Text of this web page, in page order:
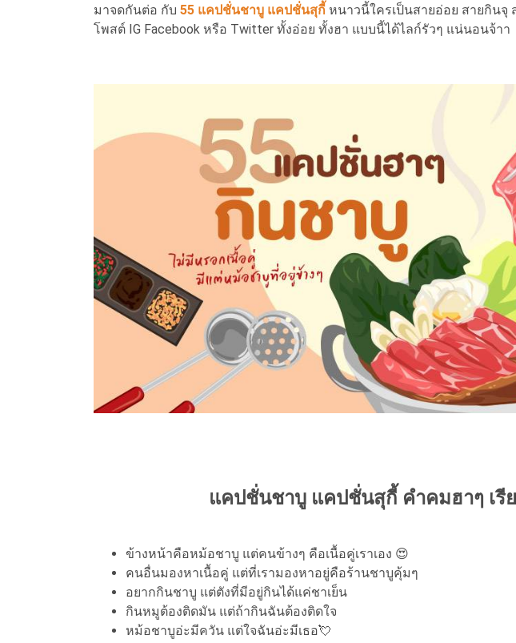
มาจดกันต่อ กับ 55 แคปชั่นชาบู แคปชั่นสุกี้ หนาวนี้ใครเป็นสายอ่อย สายกินจุ
โพสต์ IG Facebook หรือ Twitter ทั้งอ่อย ทั้งฮา แบบนี้ได้ไลก์รัวๆ แน่นอนจ้าา
แคปชั่นชาบู แคปชั่นสุกี้ คำคมฮาๆ เรี
ข้างหน้าคือหม้อชาบู แต่คนข้างๆ คือเนื้อคู่เราเอง 😍
คนอื่นมองหาเนื้อคู่ แต่ที่เรามองหาอยู่คือร้านชาบูคุ้มๆ
อยากกินชาบู แต่ตังที่มีอยู่กินได้แค่ชาเย็น
กินหมูต้องติดมัน แต่ถ้ากินฉันต้องติดใจ
หม้อชาบูอ่ะมีควัน แต่ใจฉันอ่ะมีเธอ💘